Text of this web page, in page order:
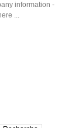
information -
...